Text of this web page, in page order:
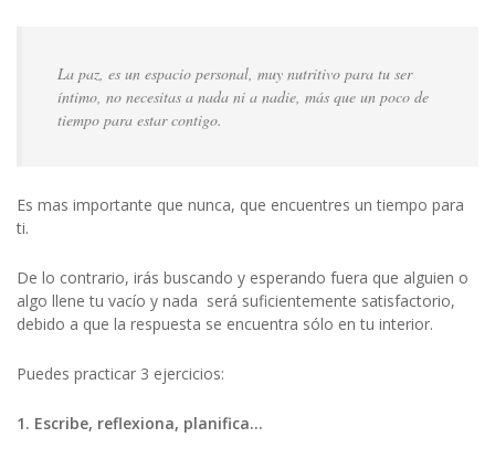
La paz, es un espacio personal, muy nutritivo para tu ser
íntimo, no necesitas a nada ni a nadie, más que un poco de
tiempo para estar contigo.
Es mas importante que nunca, que encuentres un tiempo para
ti.
De lo contrario, irás buscando y esperando fuera que alguien o
algo llene tu vacío y nada será suficientemente satisfactorio,
debido a que la respuesta se encuentra sólo en tu interior.
Puedes practicar 3 ejercicios:
1. Escribe, reflexiona, planifica…